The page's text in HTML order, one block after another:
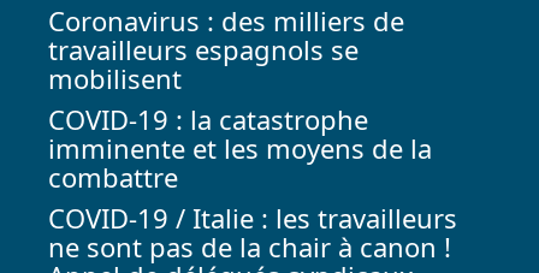
Coronavirus : des milliers de
travailleurs espagnols se
mobilisent
COVID-19 : la catastrophe
imminente et les moyens de la
combattre
COVID-19 / Italie : les travailleurs
ne sont pas de la chair à canon !